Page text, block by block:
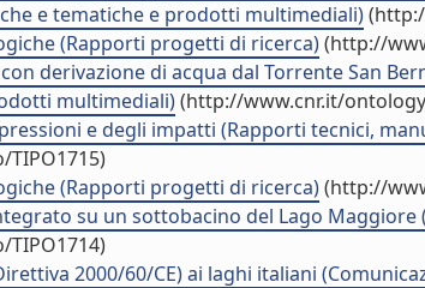
e tematiche e prodotti multimediali)
(Rapporti progetti di ricerca)(http://
derivazione di acqua dal Torrente San
multimediali)(http://www.cnr.it/
e degli impatti (Rapporti tecnici,
(Rapporti progetti di ricerca)(http://
su un sottobacino del Lago
2000/60/CE) ai laghi italiani